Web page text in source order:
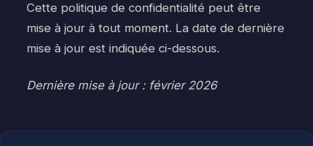
Cette politique de confidentialité peut être
mise à jour à tout moment. La date de dernière
mise à jour est indiquée ci-dessous.
Dernière mise à jour : février 2026